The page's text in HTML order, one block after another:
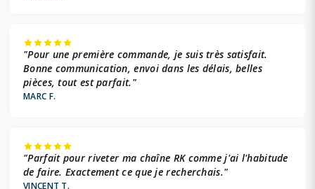
"Pour une première commande, je suis très satisfait.
Bonne communication, envoi dans les délais, belles
pièces, tout est parfait."
MARC F.
"Parfait pour riveter ma chaîne RK comme j'ai l'habitude
de faire. Exactement ce que je recherchais."
VINCENT T.